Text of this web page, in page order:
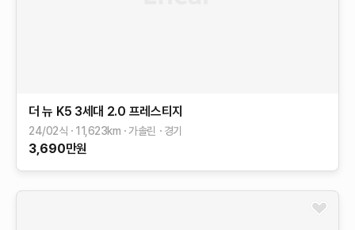
더 뉴 K5 3세대 2.0 프레스티지
24/02식 11,623km 가솔린 경기
3,690만원